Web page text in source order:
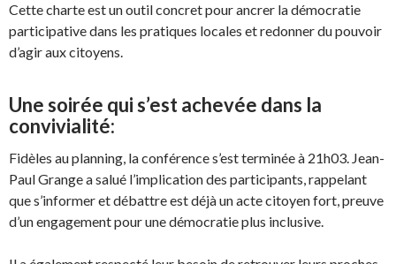
Cette charte est un outil concret pour ancrer la démocratie
participative dans les pratiques locales et redonner du pouvoir
d’agir aux citoyens.
Une soirée qui s’est achevée dans la
convivialité:
Fidèles au planning, la conférence s’est terminée à 21h03. Jean-
Paul Grange a salué l’implication des participants, rappelant
que s’informer et débattre est déjà un acte citoyen fort, preuve
d’un engagement pour une démocratie plus inclusive.